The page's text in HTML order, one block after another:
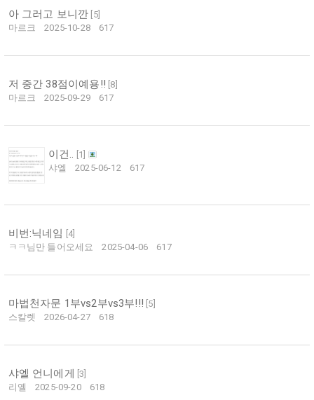
아 그러고 보니깐 5]
마르크
2025-10-28 617
저 중간 38점이예용!! 8
마르크
2025-09-29 617
이건.. 1
샤엘
2025-06-12 617
비번:닉네임 4]
ㅋㅋ님만 들어오세요
2025-04-06 617
마법천자문 1부vs2부vs3부!!! 5
스칼렛
2026-04-27 618
샤엘 언니에게 [3
리옐
2025-09-20 618